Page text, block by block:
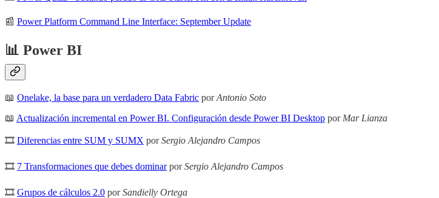
📰 Power Platform Command Line Interface: September Update
📊 Power BI
📖 Onelake, la base para un verdadero Data Fabric porAntonio Soto
📖 Actualización incremental en Power BI. Configuración desde Power BI Desktop por Mar Lianza
🎞 Diferencias entre SUM y SUMX porSergio Alejandro Campos
🎞 7 Transformaciones que debes dominarporSergio Alejandro Campos
🎞 Grupos de cálculos 2.0 porSandielly Ortega